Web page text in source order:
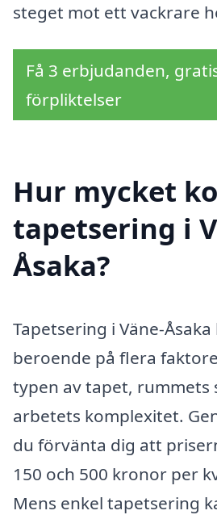
steget mot ett vackrare
Få 3 erbjudanden,
förpliktelser
Hur mycket
tapetsering i
Åsaka?
Tapetsering i Väne-
beroende på flera
typen av tapet, rummets
arbetets komplexitet.
du förvänta dig att
150 och 500 kronor per
Mens enkel tapetsering